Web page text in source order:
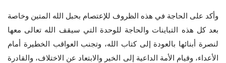
وأكد على الحاجة في هذه الظروف للإعتصام بحبل الله المتين وخاصة
بعد كل هذه التباينات والحاجة للوحدة التي سيقف الله تعالى معها
لنصرة أبنائها بالعودة إلى كتاب الله، وتجنب العواقب الخطيرة أمام
الأعداء، وقيام الأمة الداعية إلى الخير والابتعاد عن الاختلاف، والقادرة